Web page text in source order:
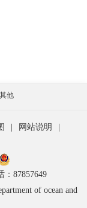
其他
网站说明
：87857649
of ocean and